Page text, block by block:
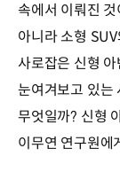
속에서 이뤄진
아니라 소형
사로잡은 신형
눈여겨보고 있는
무엇일까? 신형
이무연 연구원에